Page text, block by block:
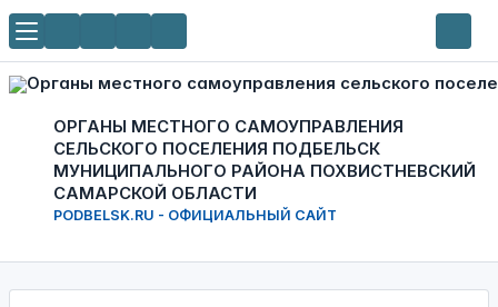
ОРГАНЫ МЕСТНОГО САМОУПРАВЛЕНИЯ
СЕЛЬСКОГО ПОСЕЛЕНИЯ ПОДБЕЛЬСК
МУНИЦИПАЛЬНОГО РАЙОНА ПОХВИСТНЕВСКИЙ
САМАРСКОЙ ОБЛАСТИ
PODBELSK.RU - ОФИЦИАЛЬНЫЙ САЙТ